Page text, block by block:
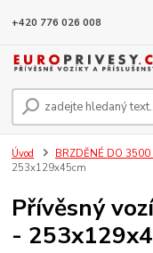
+420 776 026 008
Úvod BRZDĚNÉ DO 3500
253x129x45cm
Přívěsný
-